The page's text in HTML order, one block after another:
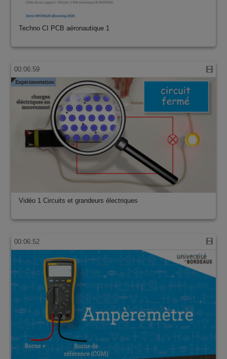
Techno CI PCB aéronautique 1
00:06:59
Vidéo 1 Circuits et grandeurs électriques
00:06:52